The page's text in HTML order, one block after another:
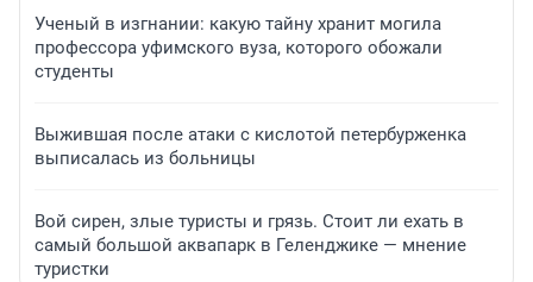
Ученый в изгнании: какую тайну хранит могила
профессора уфимского вуза, которого обожали
студенты
Выжившая после атаки с кислотой петербурженка
выписалась из больницы
Вой сирен, злые туристы и грязь. Стоит ли ехать в
самый большой аквапарк в Геленджике — мнение
туристки